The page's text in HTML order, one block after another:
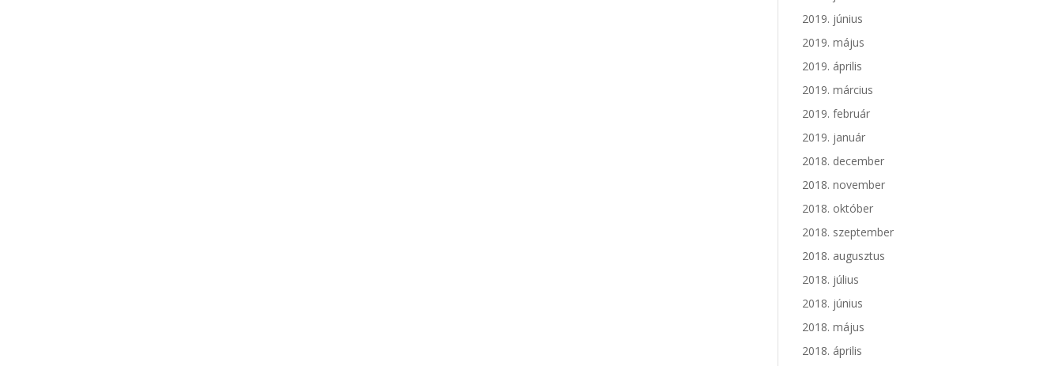
2019. június
2019. május
2019. április
2019. március
2019. február
2019. január
2018. december
2018. november
2018. október
2018. szeptember
2018. augusztus
2018. július
2018. június
2018. május
2018. április